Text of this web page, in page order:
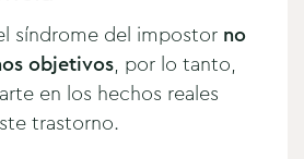
síndrome del impostor no
objetivos, por lo tanto,
en los hechos reales
trastorno.